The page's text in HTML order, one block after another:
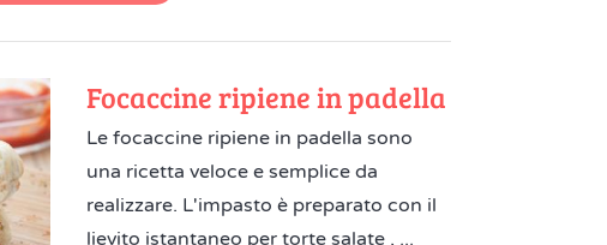
Focaccine ripiene in padella
Le focaccine ripiene in padella sono
una ricetta veloce e semplice da
realizzare. L'impasto è preparato con il
lievito istantaneo per torte salate , ...